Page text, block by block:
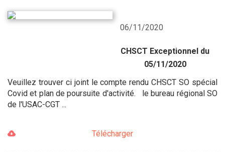
06/11/2020
CHSCT Exceptionnel du
05/11/2020
Veuillez trouver ci joint le compte rendu CHSCT SO spécial
Covid et plan de poursuite d'activité. le bureau régional SO
de l'USAC-CGT ...
Télécharger